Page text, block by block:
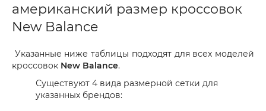
американский размер кроссовок
New Balance
Указанные ниже таблицы подходят для всех моделей
кроссовок New Balance.
Существуют 4 вида размерной сетки для
указанных брендов: